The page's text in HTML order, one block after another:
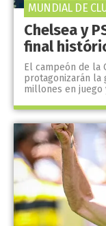
Chelsea y
final
El campeón de la
protagonizarán la
millones en juego
MUNDIAL DE